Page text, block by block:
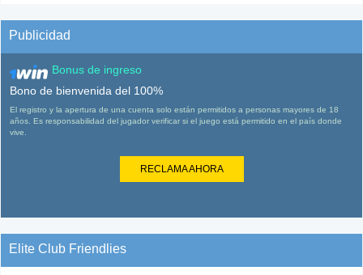
Publicidad
Bonus de ingreso
Bono de bienvenida del 100%
El registro y la apertura de una cuenta solo están permitidos a personas mayores de 18
años. Es responsabilidad del jugador verificar si el juego está permitido en el país donde
vive.
RECLAMA AHORA
Elite Club Friendlies